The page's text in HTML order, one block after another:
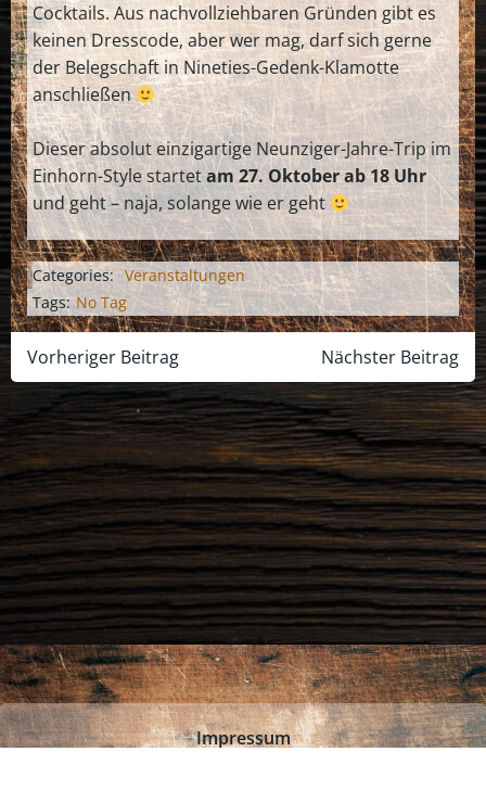
Cocktails. Aus nachvollziehbaren Gründen gibt es
keinen Dresscode, aber wer mag, darf sich gerne
der Belegschaft in Nineties-Gedenk-Klamotte
anschließen
Dieser absolut einzigartige Neunziger-Jahre-Trip im
Einhorn-Style startetam 27. Oktober ab 18 Uhr
und geht – naja, solange wie er geht
Categories: Veranstaltungen
Tags: No Tag
Post
navigation
Vorheriger Beitrag
Post
navigation
Nächster Beitrag
Impressum